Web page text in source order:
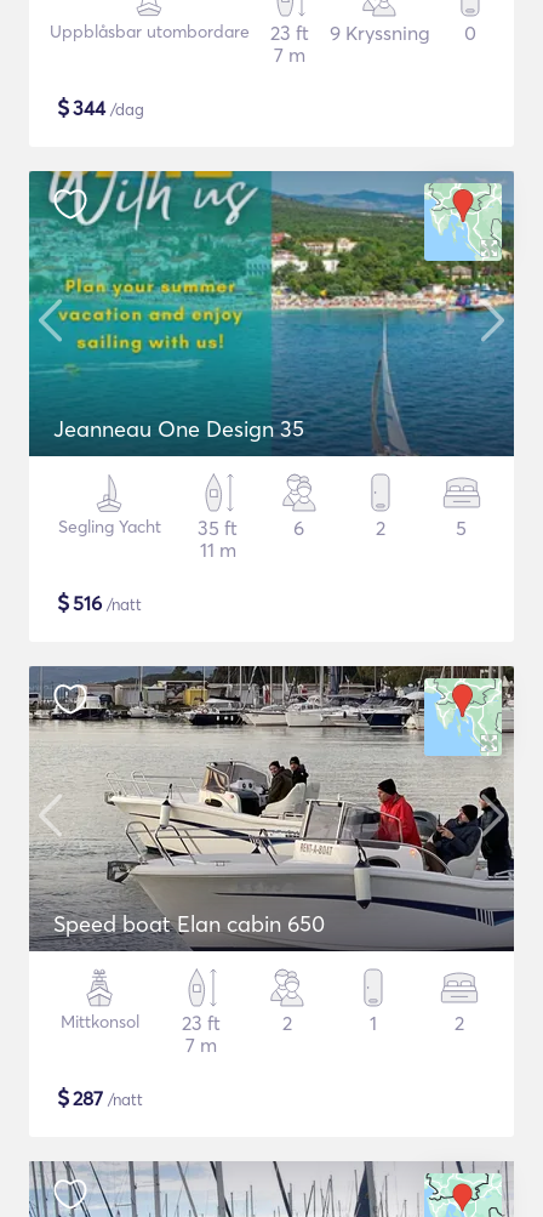
Uppblåsbar utombordare
23 ft
7 m
9 Kryssning 0
$344/dag
Jeanneau One Design 35
Segling Yacht
35 ft
11 m
6 2 5
$516 /natt
Speed boat Elan cabin 650
Mittkonsol
23 ft
7 m
2 1 2
$287 /natt